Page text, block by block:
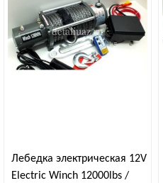
Лебедка электрическая 12V
Electric Winch 12000lbs /